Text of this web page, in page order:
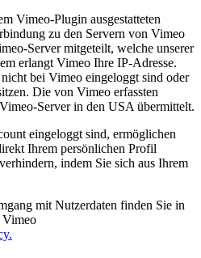
Vimeo-Plugin ausgestatteten
zu den Servern von Vimeo
Server mitgeteilt, welche unserer
erlangt Vimeo Ihre IP-Adresse.
bei Vimeo eingeloggt sind oder
Die von Vimeo erfassten
Server in den USA übermittelt.
eingeloggt sind, ermöglichen
Ihrem persönlichen Profil
indem Sie sich aus Ihrem
mit Nutzerdaten finden Sie in
Vimeo